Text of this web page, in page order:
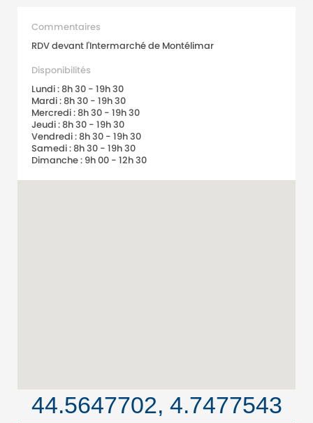
Commentaires
RDV devant l'Intermarché de Montélimar
Disponibilités
Lundi : 8h 30 - 19h 30
Mardi : 8h 30 - 19h 30
Mercredi : 8h 30 - 19h 30
Jeudi : 8h 30 - 19h 30
Vendredi : 8h 30 - 19h 30
Samedi : 8h 30 - 19h 30
Dimanche : 9h 00 - 12h 30
44.5647702, 4.7477543